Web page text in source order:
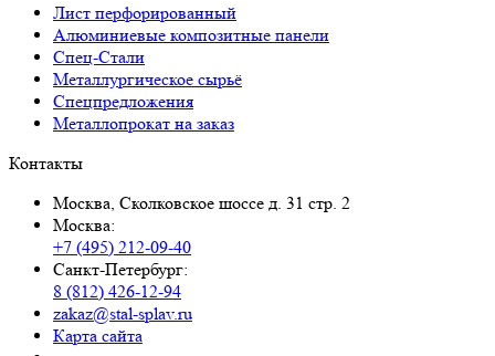
Лист перфорированный
Алюминиевые композитные панели
Спец-Стали
Металлургическое сырьё
Спецпредложения
Металлопрокат на заказ
Контакты
Москва, Сколковское шоссе д. 31 стр. 2
Москва:
+7 (495) 212-09-40
Санкт-Петербург:
8 (812) 426-12-94
zakaz@stal-splav.ru
Карта сайта